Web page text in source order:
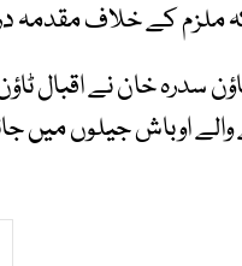
ملزم کے خلاف مقدمہ
سدرہ خان نے اقبال
والے اوباش جیلوں میں